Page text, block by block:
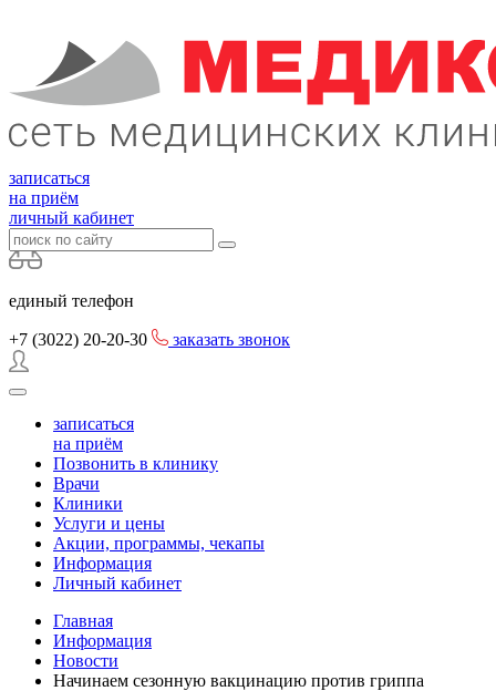
записаться
на приём
личный кабинет
единый телефон
+7 (3022) 20-20-30 заказать звонок
записаться
на приём
Позвонить в клинику
Врачи
Клиники
Услуги и цены
Акции, программы, чекапы
Информация
Личный кабинет
Главная
Информация
Новости
Начинаем сезонную вакцинацию против гриппа